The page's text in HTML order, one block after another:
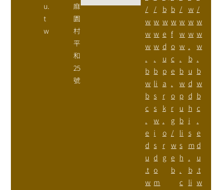
u.
t
w
麻
園
村
平
和
25
號
/
w
w
w
.
b
w
b
c
.
e
d
u
.t
w
/
w
w
w
.
b
li
s
s
w
i
s
d
o
m
b
w
e
d
u
p
a
r
k
.
o
r
g
b
w
f
o
c
e
.
o
r
g
/
w
e
b
/
w
w
w
.
b
w
p
u
b
li
s
h
.
c
w
w
w
.
b
u
d
d
h
i
s
m
.
b
li
/
w
w
w
.
b
w
b
c
.
e
d
u
.t
w